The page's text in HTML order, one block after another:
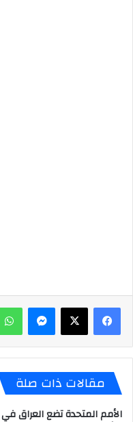
ماسنجر
مقالات ذات صلة
الأمم المتحدة تضع العراق في